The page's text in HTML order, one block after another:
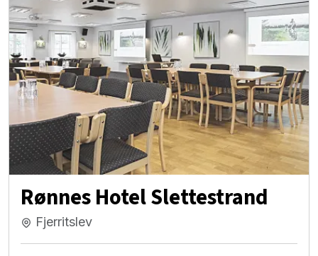
Rønnes Hotel Slettestrand
Fjerritslev